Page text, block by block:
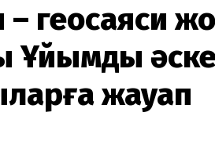
– геосаяси
Ұйымды
жауап